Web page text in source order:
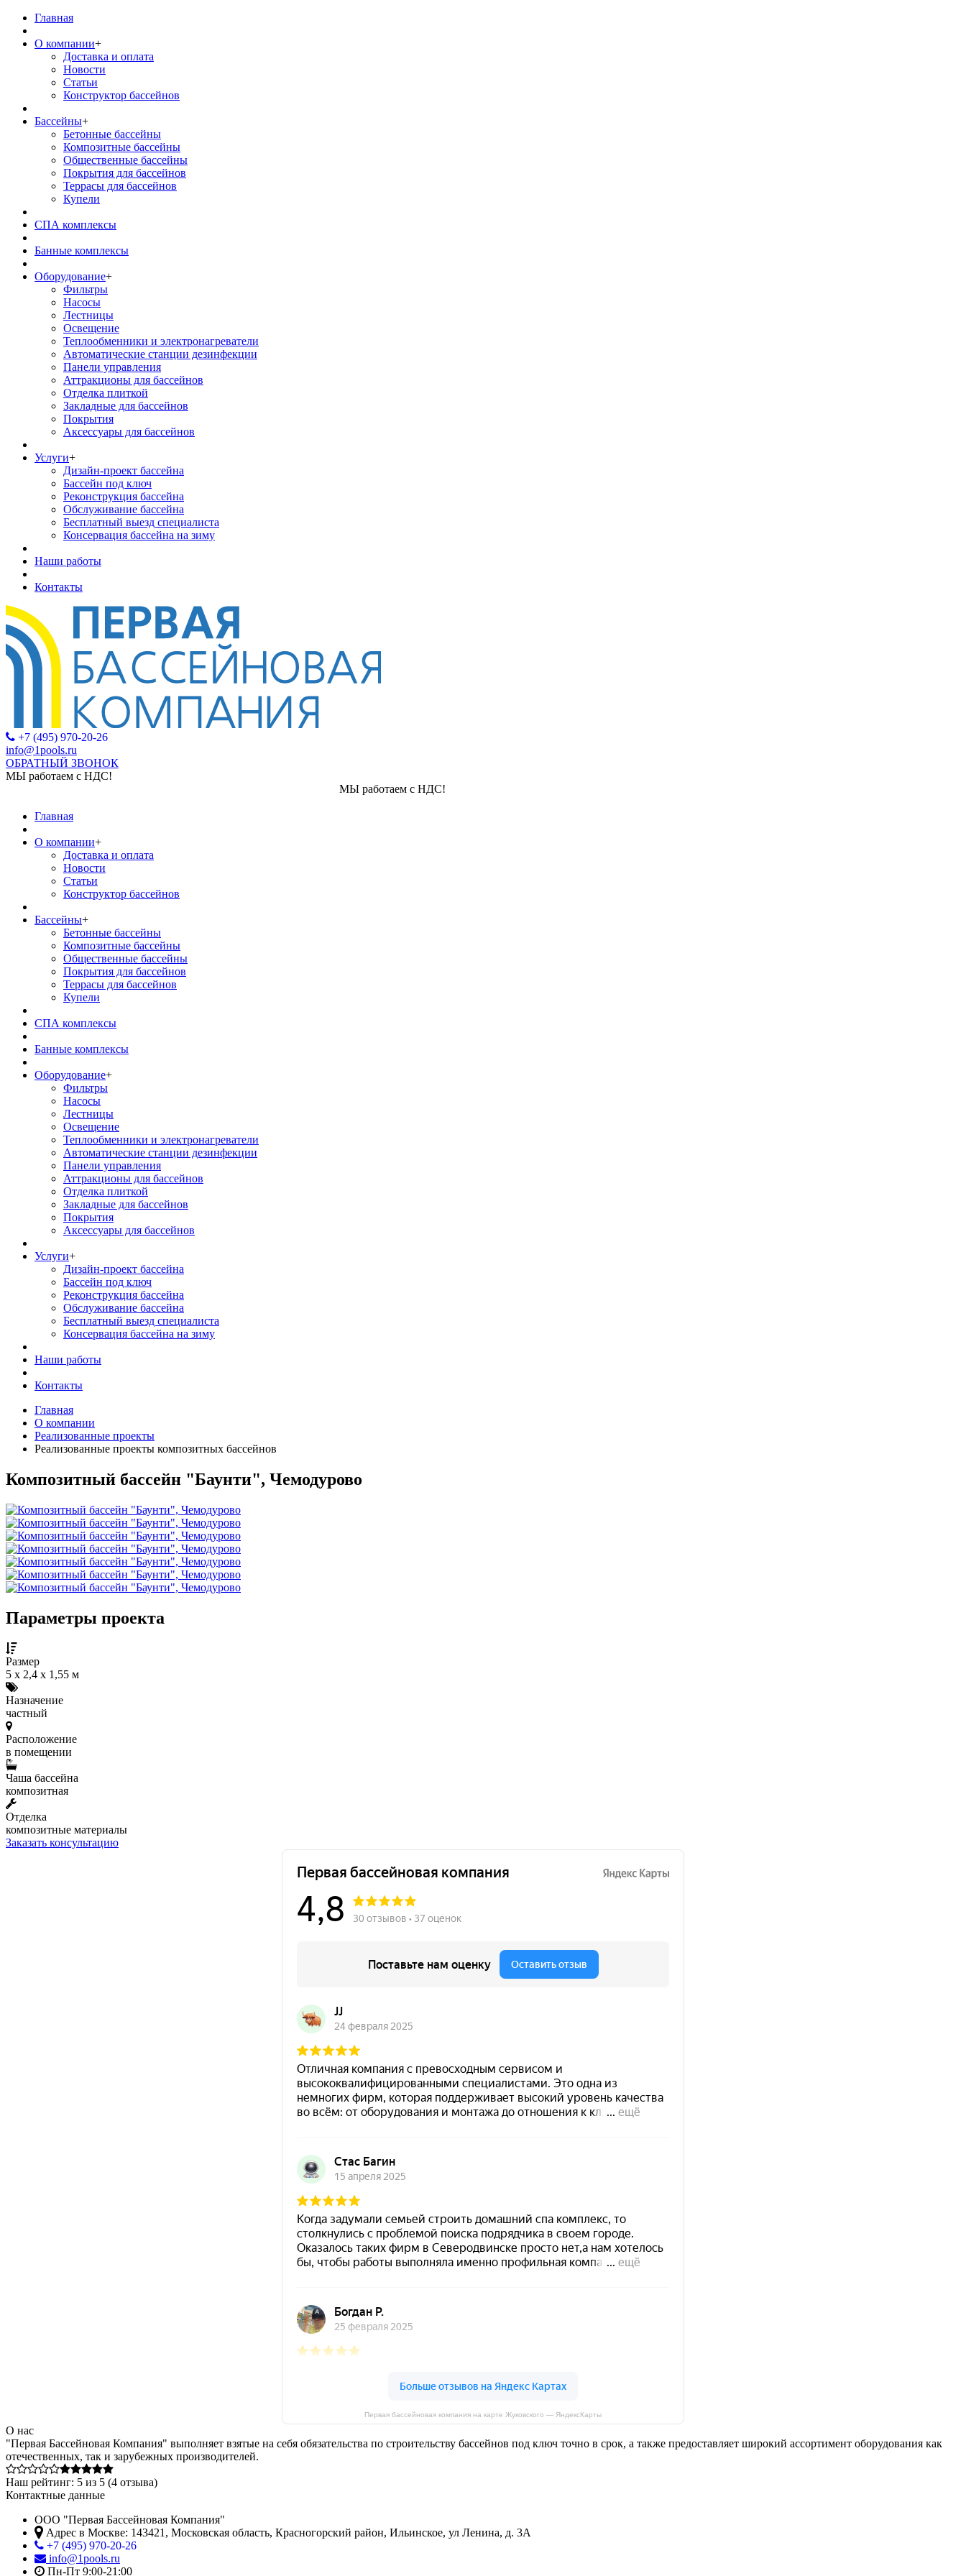
Главная
О компании+
Доставка и оплата
Новости
Статьи
Конструктор бассейнов
Бассейны+
Бетонные бассейны
Композитные бассейны
Общественные бассейны
Покрытия для бассейнов
Террасы для бассейнов
Купели
СПА комплексы
Банные комплексы
Оборудование+
Фильтры
Насосы
Лестницы
Освещение
Теплообменники и электронагреватели
Автоматические станции дезинфекции
Панели управления
Аттракционы для бассейнов
Отделка плиткой
Закладные для бассейнов
Покрытия
Аксессуары для бассейнов
Услуги+
Дизайн-проект бассейна
Бассейн под ключ
Реконструкция бассейна
Обслуживание бассейна
Бесплатный выезд специалиста
Консервация бассейна на зиму
Наши работы
Контакты
+7 (495) 970-20-26
info@1pools.ru
ОБРАТНЫЙ ЗВОНОК
МЫ работаем с НДС!
МЫ работаем с НДС!
Главная
О компании+
Доставка и оплата
Новости
Статьи
Конструктор бассейнов
Бассейны+
Бетонные бассейны
Композитные бассейны
Общественные бассейны
Покрытия для бассейнов
Террасы для бассейнов
Купели
СПА комплексы
Банные комплексы
Оборудование+
Фильтры
Насосы
Лестницы
Освещение
Теплообменники и электронагреватели
Автоматические станции дезинфекции
Панели управления
Аттракционы для бассейнов
Отделка плиткой
Закладные для бассейнов
Покрытия
Аксессуары для бассейнов
Услуги+
Дизайн-проект бассейна
Бассейн под ключ
Реконструкция бассейна
Обслуживание бассейна
Бесплатный выезд специалиста
Консервация бассейна на зиму
Наши работы
Контакты
Главная
О компании
Реализованные проекты
Реализованные проекты композитных бассейнов
Композитный бассейн "Баунти", Чемодурово
Параметры проекта
Размер
5 х 2,4 x 1,55 м
Назначение
частный
Расположение
в помещении
Чаша бассейна
композитная
Отделка
композитные материалы
Заказать консультацию
Первая бассейновая компания на карте Жуковского — ЯндексКарты
О нас
"Первая Бассейновая Компания" выполняет взятые на себя обязательства по строительству бассейнов под ключ точно в срок, а также предоставляет широкий ассортимент оборудования как
отечественных, так и зарубежных производителей.
Наш рейтинг: 5 из 5 (4 отзыва)
Контактные данные
ООО "Первая Бассейновая Компания"
Адрес в Москве: 143421 , Московская область, Красногорский район, Ильинское, ул Ленина, д. 3А
+7 (495) 970-20-26
info@1pools.ru
Пн-Пт 9:00-21:00